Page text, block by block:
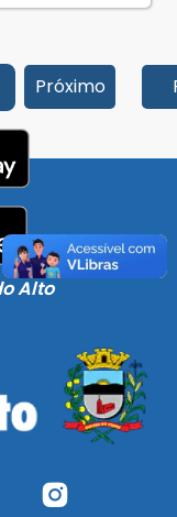
Próximo
Alto